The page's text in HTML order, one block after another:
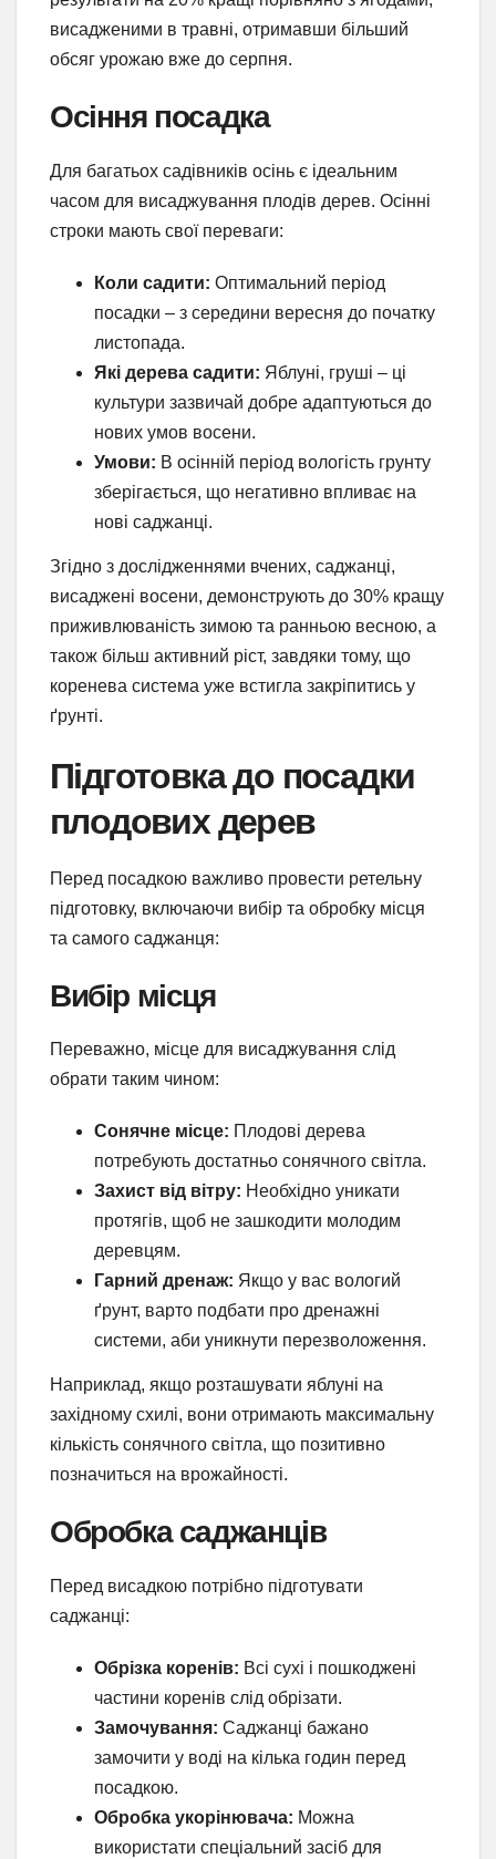
висадженими в травні, отримавши більший
обсяг урожаю вже до серпня.
Осіння посадка
Для багатьох садівників осінь є ідеальним
часом для висаджування плодів дерев. Осінні
строки мають свої переваги:
Коли садити: Оптимальний період
посадки – з середини вересня до початку
листопада.
Які дерева садити: Яблуні, груші – ці
культури зазвичай добре адаптуються до
нових умов восени.
Умови: В осінній період вологість грунту
зберігається, що негативно впливає на
нові саджанці.
Згідно з дослідженнями вчених, саджанці,
висаджені восени, демонструють до 30% кращу
приживлюваність зимою та ранньою весною, а
також більш активний ріст, завдяки тому, що
коренева система уже встигла закріпитись у
ґрунті.
Підготовка до посадки
плодових дерев
Перед посадкою важливо провести ретельну
підготовку, включаючи вибір та обробку місця
та самого саджанця:
Вибір місця
Переважно, місце для висаджування слід
обрати таким чином:
Сонячне місце: Плодові дерева
потребують достатньо сонячного світла.
Захист від вітру: Необхідно уникати
протягів, щоб не зашкодити молодим
деревцям.
Гарний дренаж: Якщо у вас вологий
ґрунт, варто подбати про дренажні
системи, аби уникнути перезволоження.
Наприклад, якщо розташувати яблуні на
західному схилі, вони отримають максимальну
кількість сонячного світла, що позитивно
позначиться на врожайності.
Обробка саджанців
Перед висадкою потрібно підготувати
саджанці:
Обрізка коренів: Всі сухі і пошкоджені
частини коренів слід обрізати.
Замочування: Саджанці бажано
замочити у воді на кілька годин перед
посадкою.
Обробка укорінювача: Можна
використати спеціальний засіб для